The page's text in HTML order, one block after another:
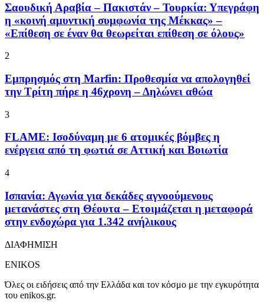
Σαουδική Αραβία – Πακιστάν – Τουρκία: Υπεγράφη
η «κοινή αμυντική συμφωνία της Μέκκας» –
«Επίθεση σε έναν θα θεωρείται επίθεση σε όλους»
2
Εμπρησμός στη Marfin: Προθεσμία να απολογηθεί
την Τρίτη πήρε η 46χρονη – Δηλώνει αθώα
3
FLAME: Ισοδύναμη με 6 ατομικές βόμβες η
ενέργεια από τη φωτιά σε Αττική και Βοιωτία
4
Ισπανία: Αγωνία για δεκάδες αγνοούμενους
μετανάστες στη Θέουτα – Ετοιμάζεται η μεταφορά
στην ενδοχώρα για 1.342 ανήλικους
ΔΙΑΦΗΜΙΣΗ
ENIKOS
Όλες οι ειδήσεις από την Ελλάδα και τον κόσμο με την εγκυρότητα
του enikos.gr.